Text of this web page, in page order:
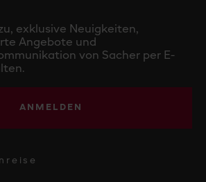
exklusive Neuigkeiten,
Angebote und
von Sacher per E-
ANMELDEN